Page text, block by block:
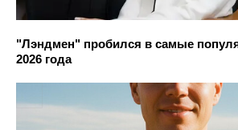
"Лэндмен" пробился в самые
2026 года